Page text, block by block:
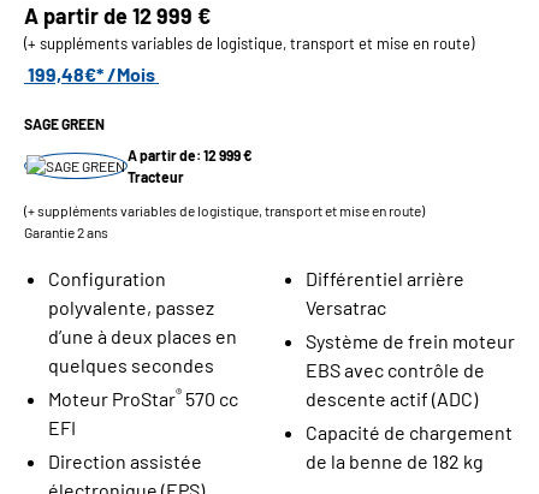
A partir de12 999 €
(+ suppléments variables de logistique, transport et mise en route)
199,48€* /Mois
SAGE GREEN
A partir de: 12 999 €
Tracteur
(+ suppléments variables de logistique, transport et mise en route)
Garantie 2 ans
Configuration
polyvalente, passez
d’une à deux places en
quelques secondes
Moteur ProStar® 570 cc
EFI
Direction assistée
Différentiel arrière
Versatrac
Système de frein moteur
EBS avec contrôle de
descente actif (ADC)
Capacité de chargement
de la benne de 182 kg